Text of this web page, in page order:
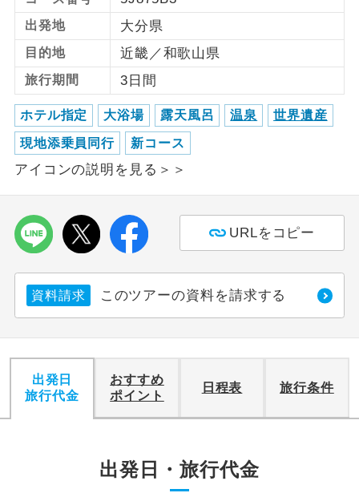
出発地 大分県
目的地 近畿／和歌山県
旅行期間 3日間
ホテル指定 大浴場 露天風呂 温泉 世界遺産
現地添乗員同行 新コース
アイコンの説明を見る＞＞
URLをコピー
資料請求 このツアーの資料を請求する
出発日
旅行代金
おすすめ
ポイント
日程表 旅行条件
出発日・旅行代金
女性限定
女性限定でご参加いただけるコースで
す。
年齢制限あり
ご参加にあたり年齢に制限があるコース
です。
航空会社指定
利用航空会社が指定なので、ご出発の計
画にとても便利です。
ホテル指定
ご紹介するホテルを指定したコースで
おひとり様バ
ス2席利用
おひとり様でバス席を2席利⽤できま
す。